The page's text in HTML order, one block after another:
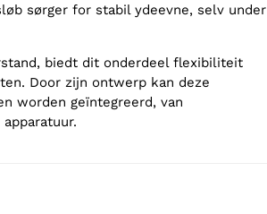
sørger for stabil ydeevne, selv under
biedt dit onderdeel flexibiliteit
Door zijn ontwerp kan deze
worden geïntegreerd, van